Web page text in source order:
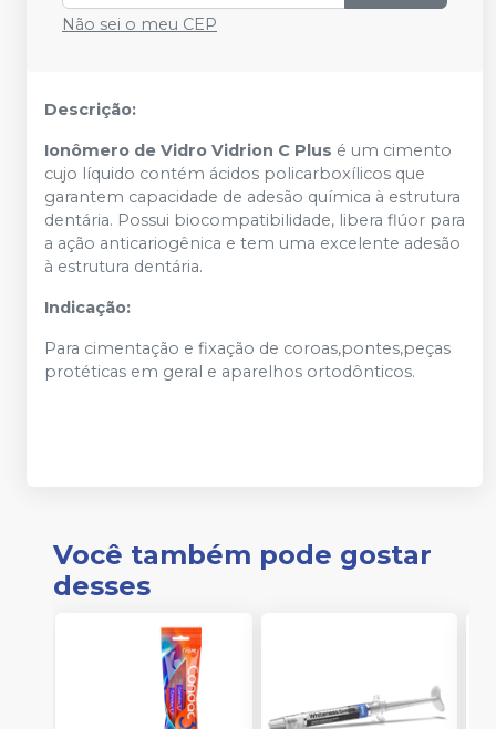
Não sei o meu CEP
Descrição:
Ionômero de Vidro Vidrion C Plus é um cimento
cujo líquido contém ácidos policarboxílicos que
garantem capacidade de adesão química à estrutura
dentária. Possui biocompatibilidade, libera flúor para
a ação anticariogênica e tem uma excelente adesão
à estrutura dentária.
Indicação:
Para cimentação e fixação de coroas,pontes,peças
protéticas em geral e aparelhos ortodônticos.
Você também pode gostar
desses